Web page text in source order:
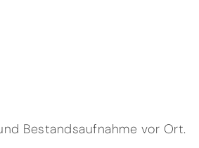
Bestandsaufnahme vor Ort.